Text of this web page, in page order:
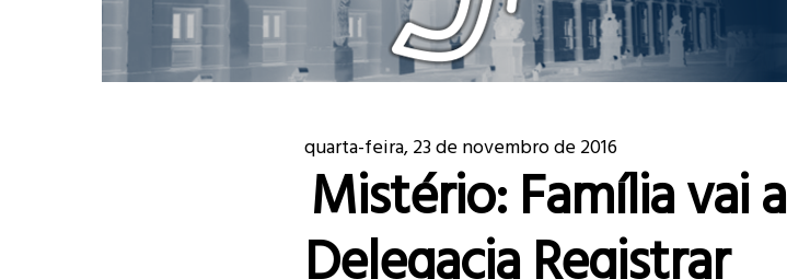
quarta-feira, 23 de novembro de 2016
Mistério: Família vai a
Delegacia Registrar